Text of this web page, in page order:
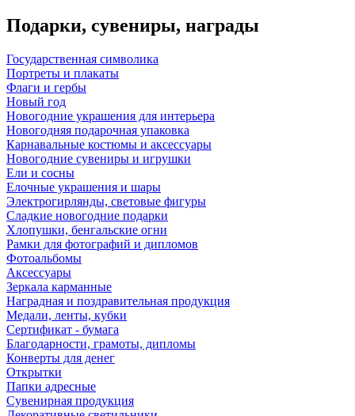
Подарки, сувениры, награды
Государственная символика
Портреты и плакаты
Флаги и гербы
Новый год
Новогодние украшения для интерьера
Новогодняя подарочная упаковка
Карнавальные костюмы и аксессуары
Новогодние сувениры и игрушки
Ели и сосны
Елочные украшения и шары
Электрогирлянды, световые фигуры
Сладкие новогодние подарки
Хлопушки, бенгальские огни
Рамки для фотографий и дипломов
Фотоальбомы
Аксессуары
Зеркала карманные
Наградная и поздравительная продукция
Медали, ленты, кубки
Сертификат - бумага
Благодарности, грамоты, дипломы
Конверты для денег
Открытки
Папки адресные
Сувенирная продукция